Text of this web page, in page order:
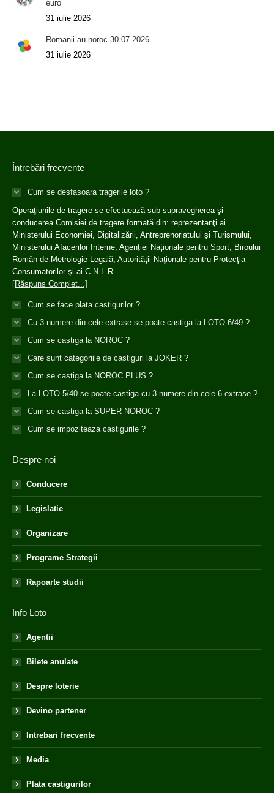
euro
31 iulie 2026
Romanii au noroc 30.07.2026
31 iulie 2026
Întrebări frecvente
Cum se desfasoara tragerile loto ?
Operaţiunile de tragere se efectuează sub supravegherea şi
conducerea Comisiei de tragere formată din: reprezentanţi ai
Ministerului Economiei, Digitalizării, Antreprenoriatului și Turismului,
Ministerului Afacerilor Interne, Agenției Naționale pentru Sport, Biroului
Român de Metrologie Legală, Autorităţii Naţionale pentru Protecţia
Consumatorilor şi ai C.N.L.R
[Răspuns Complet...]
Cum se face plata castigurilor ?
Cu 3 numere din cele extrase se poate castiga la LOTO 6/49 ?
Cum se castiga la NOROC ?
Care sunt categoriile de castiguri la JOKER ?
Cum se castiga la NOROC PLUS ?
La LOTO 5/40 se poate castiga cu 3 numere din cele 6 extrase ?
Cum se castiga la SUPER NOROC ?
Cum se impoziteaza castigurile ?
Despre noi
Conducere
Legislatie
Organizare
Programe Strategii
Rapoarte studii
Info Loto
Agentii
Bilete anulate
Despre loterie
Devino partener
Intrebari frecvente
Media
Plata castigurilor